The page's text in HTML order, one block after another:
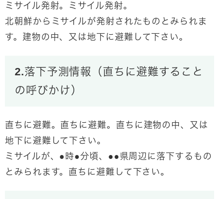
ミサイル発射。ミサイル発射。
北朝鮮からミサイルが発射されたものとみられま
す。 建物の中、又は地下に避難して下さい。
2.落下予測情報（直ちに避難すること
の呼びかけ）
直ちに避難。直ちに避難。 直ちに建物の中、又は
地下に避難して下さい。
ミサイルが、●時●分頃、●●県周辺に落下するもの
とみられます。直ちに避難して下さい。